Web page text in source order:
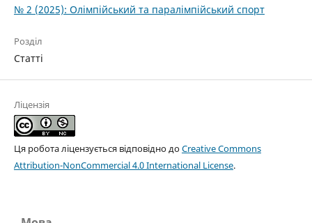
№ 2 (2025): Олімпійський та паралімпійський спорт
Розділ
Статті
Ліцензія
Ця робота ліцензується відповідно доCreative Commons
Attribution-NonCommercial 4.0 International License.